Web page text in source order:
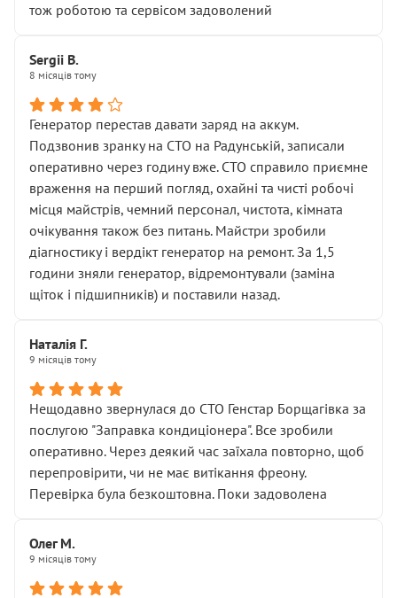
тож роботою та сервісом задоволений
Sergii B.
8 місяців тому
Генератор перестав давати заряд на аккум.
Подзвонив зранку на СТО на Радунській, записали
оперативно через годину вже. СТО справило приємне
враження на перший погляд, охайні та чисті робочі
місця майстрів, чемний персонал, чистота, кімната
очікування також без питань. Майстри зробили
діагностику і вердікт генератор на ремонт. За 1,5
години зняли генератор, відремонтували (заміна
щіток і підшипників) и поставили назад.
Наталія Г.
9 місяців тому
Нещодавно звернулася до СТО Генстар Борщагівка за
послугою "Заправка кондиціонера". Все зробили
оперативно. Через деякий час заїхала повторно, щоб
перепровірити, чи не має витікання фреону.
Перевірка була безкоштовна. Поки задоволена
Олег М.
9 місяців тому